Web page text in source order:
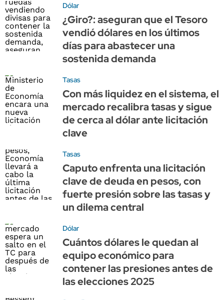
Dólar
¿Giro?: aseguran que el Tesoro
vendió dólares en los últimos
días para abastecer una
sostenida demanda
Tasas
Con más liquidez en el sistema, el
mercado recalibra tasas y sigue
de cerca al dólar ante licitación
clave
Tasas
Caputo enfrenta una licitación
clave de deuda en pesos, con
fuerte presión sobre las tasas y
un dilema central
Dólar
Cuántos dólares le quedan al
equipo económico para
contener las presiones antes de
las elecciones 2025